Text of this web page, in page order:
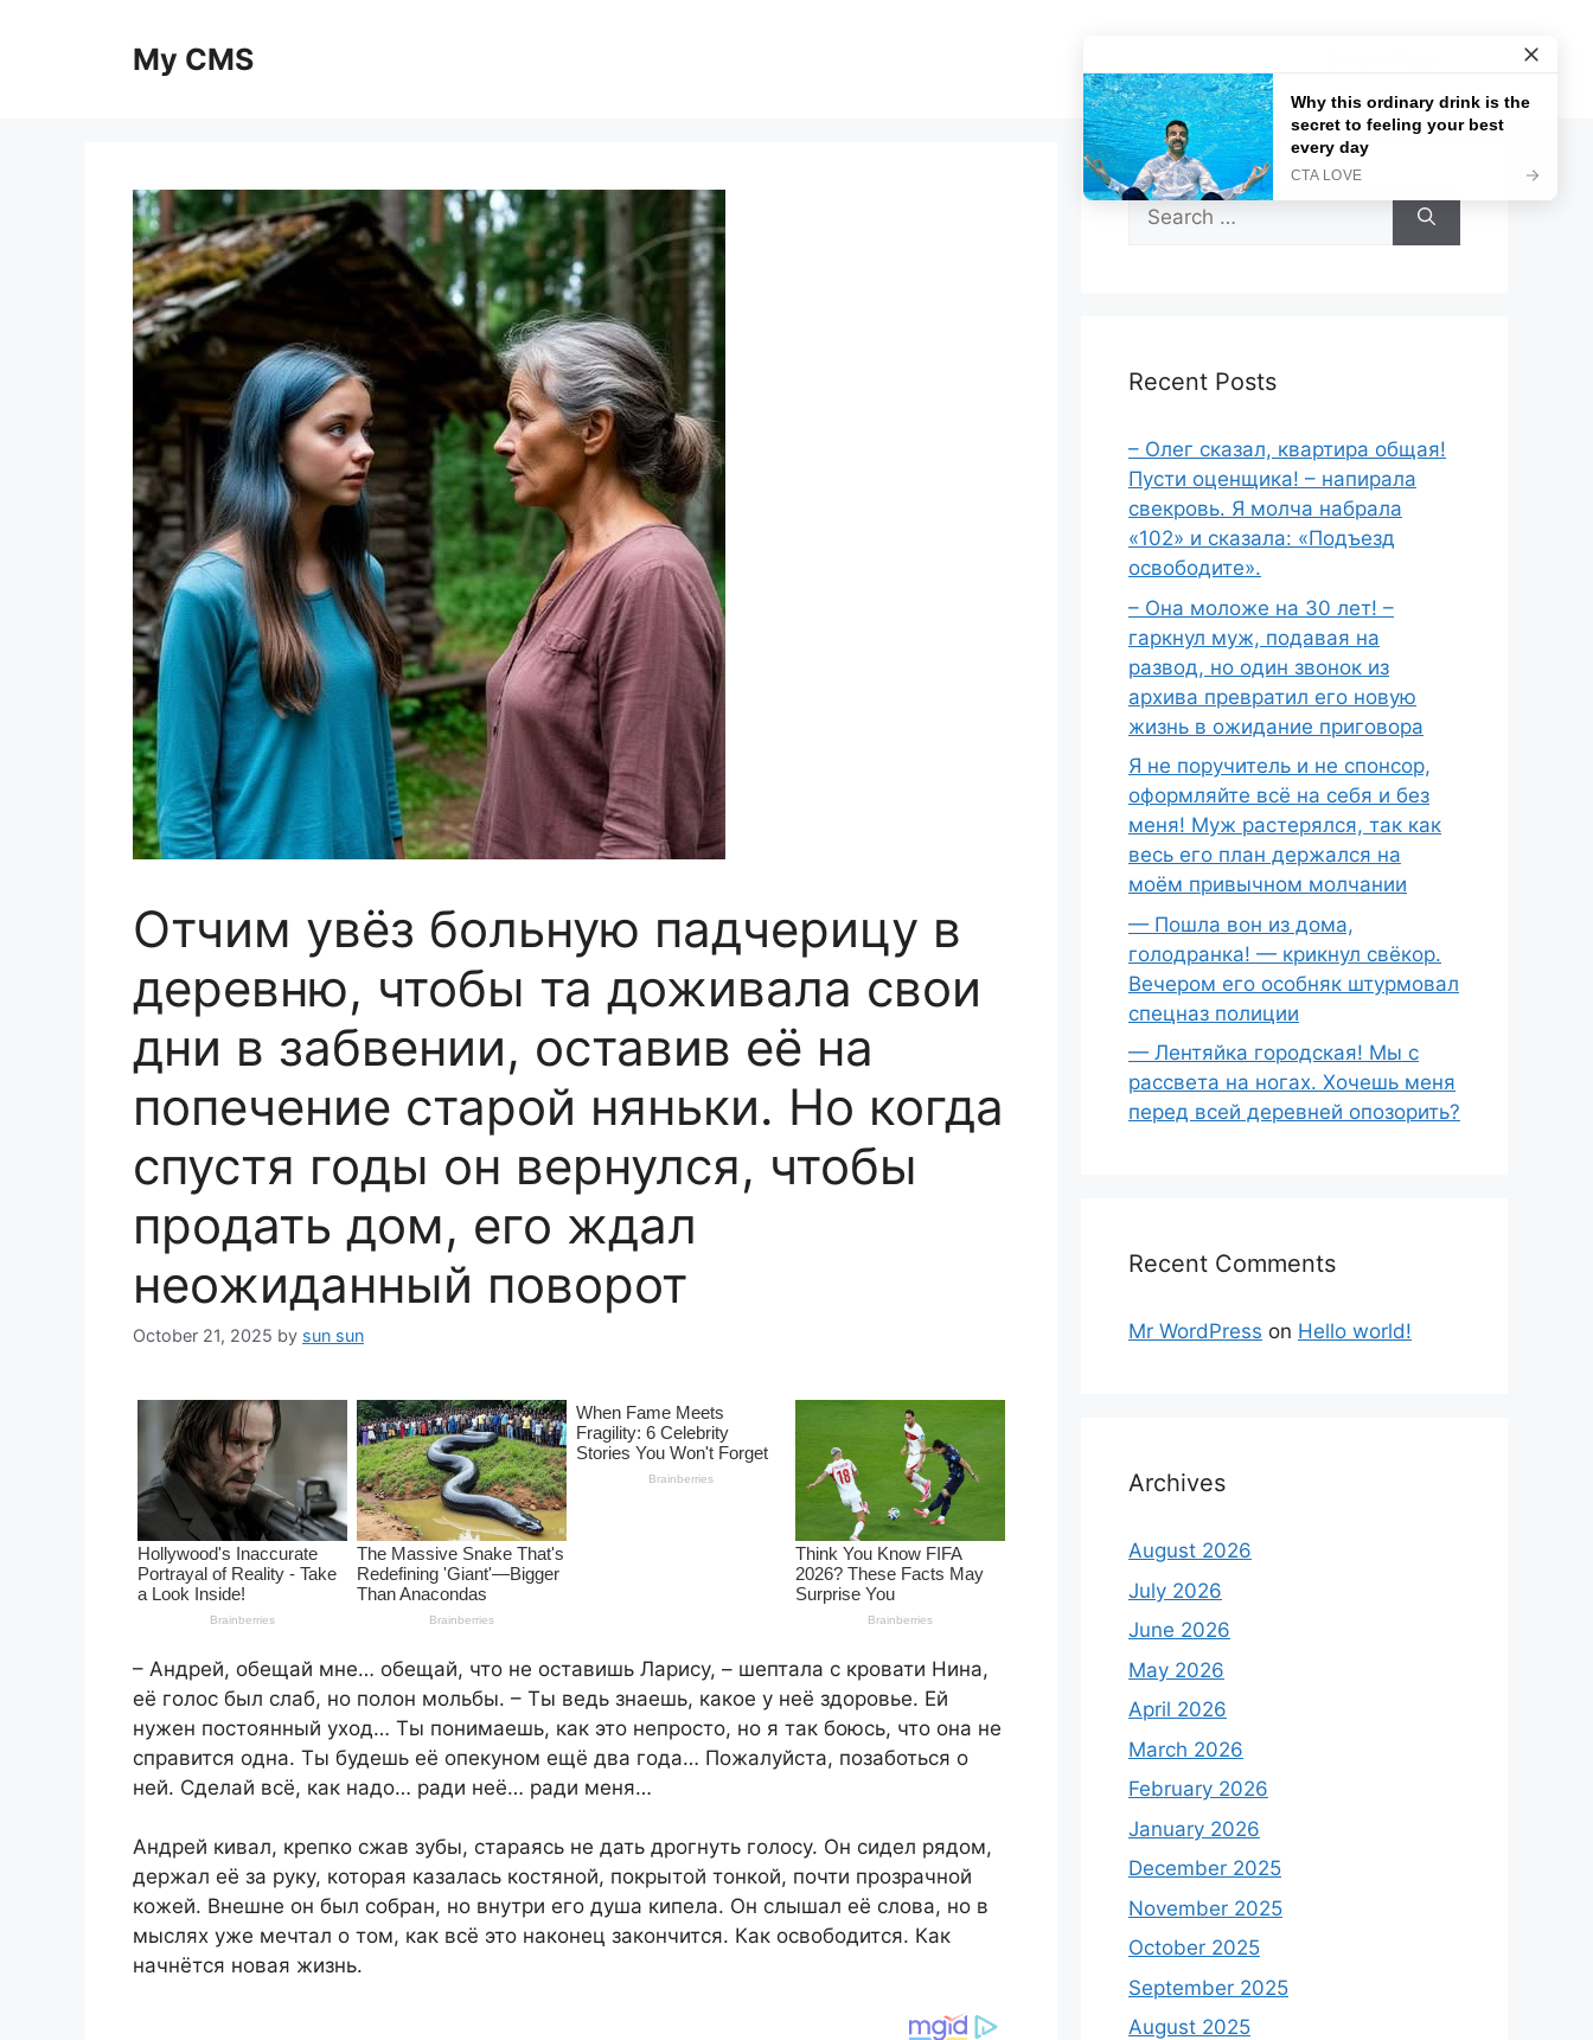
My CMS
Отчим увёз больную падчерицу в
деревню, чтобы та доживала свои
дни в забвении, оставив её на
попечение старой няньки. Но когда
спустя годы он вернулся, чтобы
продать дом, его ждал
неожиданный поворот
October 21, 2025 by sun sun
– Андрей, обещай мне… обещай, что не оставишь Ларису, – шептала с кровати Нина,
её голос был слаб, но полон мольбы. – Ты ведь знаешь, какое у неё здоровье. Ей
нужен постоянный уход… Ты понимаешь, как это непросто, но я так боюсь, что она не
справится одна. Ты будешь её опекуном ещё два года… Пожалуйста, позаботься о
ней. Сделай всё, как надо… ради неё… ради меня…
Андрей кивал, крепко сжав зубы, стараясь не дать дрогнуть голосу. Он сидел рядом,
держал её за руку, которая казалась костяной, покрытой тонкой, почти прозрачной
кожей. Внешне он был собран, но внутри его душа кипела. Он слышал её слова, но в
мыслях уже мечтал о том, как всё это наконец закончится. Как освободится. Как
начнётся новая жизнь.
Search
for:
Recent Posts
– Олег сказал, квартира общая!
Пусти оценщика! – напирала
свекровь. Я молча набрала
«102» и сказала: «Подъезд
освободите».
– Она моложе на 30 лет! –
гаркнул муж, подавая на
развод, но один звонок из
архива превратил его новую
жизнь в ожидание приговора
Я не поручитель и не спонсор,
оформляйте всё на себя и без
меня! Муж растерялся, так как
весь его план держался на
моём привычном молчании
— Пошла вон из дома,
голодранка! — крикнул свёкор.
Вечером его особняк штурмовал
спецназ полиции
— Лентяйка городская! Мы с
рассвета на ногах. Хочешь меня
перед всей деревней опозорить?
Recent Comments
Mr WordPress on Hello world!
Archives
August 2026
July 2026
June 2026
May 2026
April 2026
March 2026
February 2026
January 2026
December 2025
November 2025
October 2025
September 2025
August 2025